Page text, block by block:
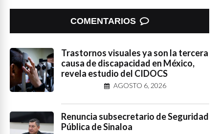
COMENTARIOS
Trastornos visuales ya son la tercera
causa de discapacidad en México,
revela estudio del CIDOCS
AGOSTO 6, 2026
Renuncia subsecretario de Seguridad
Pública de Sinaloa